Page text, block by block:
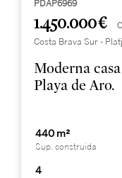
PDAP6969
1.450.000 €
Costa Brava Sur -
Moderna
Playa de Aro.
440 m²
Sup. construida
4